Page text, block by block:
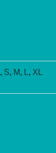
, S, M, L, XL